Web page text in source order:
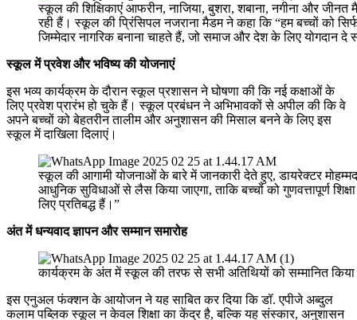
स्कूल की शिक्षिकाएं आफरीन, नाजिया, बुशरा, शबाना, नगीना और जीनत
रही हैं। स्कूल की प्रिंसिपल नजराना मैडम ने कहा कि “हम बच्चों को
जिम्मेदार नागरिक बनाना चाहते हैं, जो समाज और देश के लिए योगदान
स्कूल में प्रवेश और भविष्य की योजनाएं
इस भव्य कार्यक्रम के दौरान स्कूल प्रशासन ने घोषणा की कि नई कक्षाओं के
लिए प्रवेश प्रारंभ हो चुके हैं। स्कूल प्रबंधन ने अभिभावकों से अपील की कि वे
अपने बच्चों को बेहतरीन तालीम और अनुशासन की मिसाल बनने के लिए इस
स्कूल में दाखिला दिलाएं।
स्कूल की आगामी योजनाओं के बारे में जानकारी देते हुए, डायरेक्टर
आधुनिक सुविधाओं से लैस किया जाएगा, ताकि बच्चों को गुणवत्तापूर्ण
लिए प्रतिबद्ध हैं।”
अंत में धन्यवाद ज्ञापन और सम्मान समारोह
कार्यक्रम के अंत में स्कूल की तरफ से सभी अतिथियों को सम्मानित किया
इस एनुअल फंक्शन के आयोजन ने यह साबित कर दिया कि डॉ. एपीजे अब्दुल
कलाम पब्लिक स्कूल न केवल शिक्षा का केंद्र है, बल्कि यह संस्कार, अनुशासन